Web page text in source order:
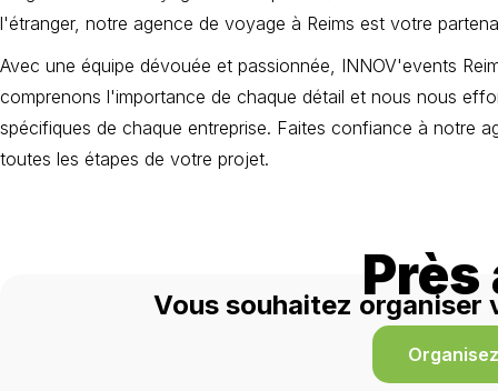
l'étranger, notre agence de voyage à Reims est votre
Avec une équipe dévouée et passionnée, INNOV'events
comprenons l'importance de chaque détail et nous nous
spécifiques de chaque entreprise. Faites confiance à notre
toutes les étapes de votre projet.
Vous souhaitez